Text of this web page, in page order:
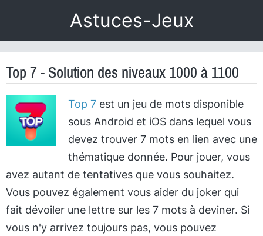
Astuces-Jeux
Top 7 - Solution des niveaux 1000 à 1100
Top 7est un jeu de mots disponible
sous Android et iOS dans lequel vous
devez trouver 7 mots en lien avec une
thématique donnée. Pour jouer, vous
avez autant de tentatives que vous souhaitez.
Vous pouvez également vous aider du joker qui
fait dévoiler une lettre sur les 7 mots à deviner. Si
vous n'y arrivez toujours pas, vous pouvez